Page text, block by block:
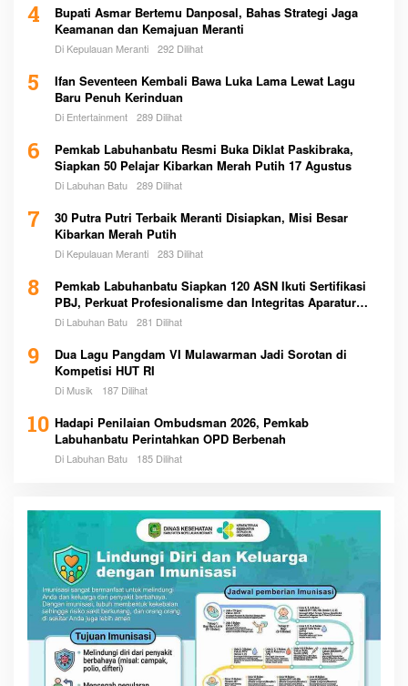
4
Bupati Asmar Bertemu Danposal, Bahas Strategi Jaga
Keamanan dan Kemajuan Meranti
Di Kepulauan Meranti 292 Dilihat
5
Ifan Seventeen Kembali Bawa Luka Lama Lewat Lagu
Baru Penuh Kerinduan
Di Entertainment 289 Dilihat
6
Pemkab Labuhanbatu Resmi Buka Diklat Paskibraka,
Siapkan 50 Pelajar Kibarkan Merah Putih 17 Agustus
Di Labuhan Batu 289 Dilihat
7
30 Putra Putri Terbaik Meranti Disiapkan, Misi Besar
Kibarkan Merah Putih
Di Kepulauan Meranti 283 Dilihat
8
Pemkab Labuhanbatu Siapkan 120 ASN Ikuti Sertifikasi
PBJ, Perkuat Profesionalisme dan Integritas Aparatur
Pemerintah
Di Labuhan Batu 281 Dilihat
9
Dua Lagu Pangdam VI Mulawarman Jadi Sorotan di
Kompetisi HUT RI
Di Musik 187 Dilihat
10 Hadapi Penilaian Ombudsman 2026, Pemkab
Labuhanbatu Perintahkan OPD Berbenah
Di Labuhan Batu 185 Dilihat